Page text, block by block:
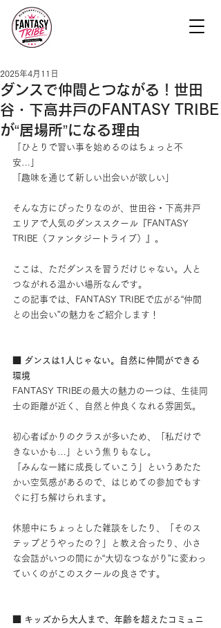
ダンスで仲間とつながる！世田
谷・下高井戸のFANTASY TRIBE
が“居場所”になる理由
2025年4月11日
「ひとりで習い事を始めるのはちょっと不
安…」
「趣味を通じて新しい出会いが欲しい」
そんな方にぴったりなのが、世田谷・下高井戸
エリアで人気のダンススクール『FANTASY
TRIBE（ファンタジートライブ）』。
ここは、ただダンスを習うだけじゃない。人と
つながれる温かい場所なんです。
この記事では、FANTASY TRIBEで広がる“仲間
との出会い”の魅力をご紹介します！
■ ダンスは1人じゃない。自然に仲間ができる
環境
FANTASY TRIBEの最大の魅力の一つは、生徒同
士の距離が近く、自然と仲良くなれる雰囲気。
初心者ばかりのクラスが多いため、「私だけで
きないかも…」という焦りもなし。
「みんな一緒に成長していこう」というあたた
かい空気感があるので、はじめての参加でもす
ぐに打ち解けられます。
休憩中にちょっとした雑談をしたり、「そのス
テップどうやったの？」と教え合ったり、小さ
な会話がいつの間にか“大切なつながり”に変わっ
ていくのがこのスクールの良さです。
■ キッズから大人まで、年齢を超えたコミュニ